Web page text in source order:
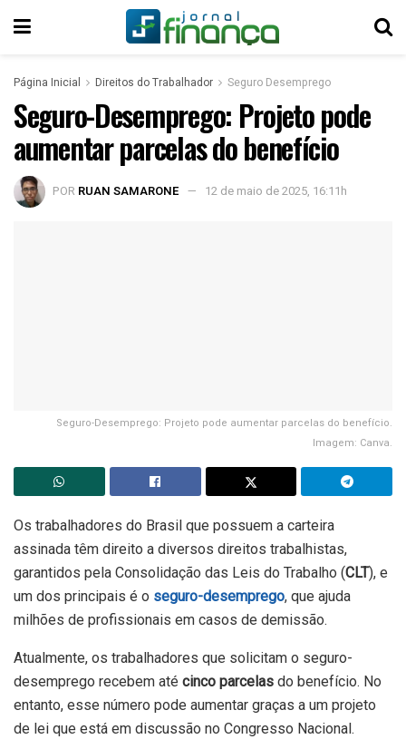
Página Inicial Direitos do Trabalhador Seguro Desemprego
Seguro-Desemprego: Projeto pode
aumentar parcelas do benefício
POR RUAN SAMARONE 12 de maio de 2025, 16:11h
Seguro-Desemprego: Projeto pode aumentar parcelas do benefício.
Imagem: Canva.
Os trabalhadores do Brasil que possuem a carteira
assinada têm direito a diversos direitos trabalhistas,
garantidos pela Consolidação das Leis do Trabalho (CLT), e
um dos principais é o seguro-desemprego, que ajuda
milhões de profissionais em casos de demissão.
Atualmente, os trabalhadores que solicitam o seguro-
desemprego recebem até cinco parcelas do benefício. No
entanto, esse número pode aumentar graças a um projeto
de lei que está em discussão no Congresso Nacional.